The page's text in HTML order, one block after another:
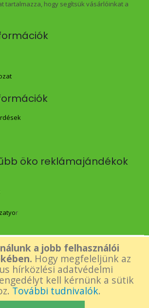
a jobb felhasználói
Hogy megfeleljünk az
hírközlési adatvédelmi
kell kérnünk a sütik
További tudnivalók.
tartalmazza, hogy segítsük vásárlóinkat a
öko reklámajándékok
r
tartalom - beleértve a Green Gift logó,
felhasználásához a készítő előzetes,
engedélye szükséges.